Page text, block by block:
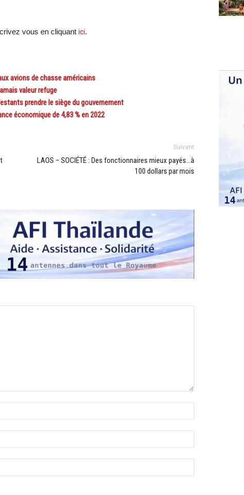
vous en cliquant ici.
avions de chasse américains
valeur refuge
prendre le siège du gouvernement
économique de 4,83 % en 2022
Suivant
LAOS – SOCIÉTÉ : Des fonctionnaires mieux payés…à
100 dollars par mois